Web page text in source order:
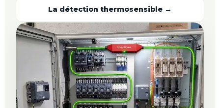
La détection thermosensible →